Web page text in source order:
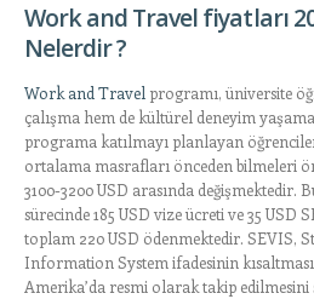
Work and Travel fiyatları
Nelerdir ?
Work and Travel programı, üniversite
çalışma hem de kültürel deneyim
programa katılmayı planlayan
ortalama masrafları önceden bilmeleri
3100-3200 USD arasında
sürecinde 185 USD vize ücreti ve 35 USD
toplam 220 USD ödenmektedir. SEVIS,
Information System ifadesinin
Amerika’da resmi olarak takip edilmesini